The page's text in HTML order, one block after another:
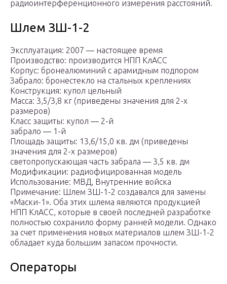
радиоинтерференционного измерения расстояний.
Шлем ЗШ-1-2
Эксплуатация: 2007 ― настоящее время
Производство: производится НПП КлАСС
Корпус: бронеалюминий с арамидным подпором
Забрало: бронестекло на стальных креплениях
Конструкция: купол цельный
Масса: 3,5/3,8 кг (приведены значения для 2-х
размеров)
Класс защиты: купол ― 2-й
забрало ― 1-й
Площадь защиты: 13,6/15,0 кв. дм (приведены
значения для 2-х размеров)
светопропускающая часть забрала ― 3,5 кв. дм
Модификации: радиофицированная модель
Использование: МВД, Внутренние войска
Примечание: Шлем ЗШ-1-2 создавался для замены
«Маски-1». Оба этих шлема являются продукцией
НПП КлАСС, которые в своей последней разработке
полностью сохранило форму ранней модели. Однако
за счет применения новых материалов шлем ЗШ-1-2
обладает куда большим запасом прочности.
Операторы